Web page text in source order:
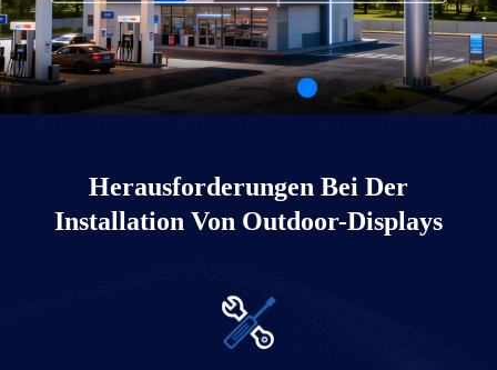
Außenwerbung Plakat LED-Bildschirm
Herausforderungen Bei Der
Installation Von Outdoor-Displays